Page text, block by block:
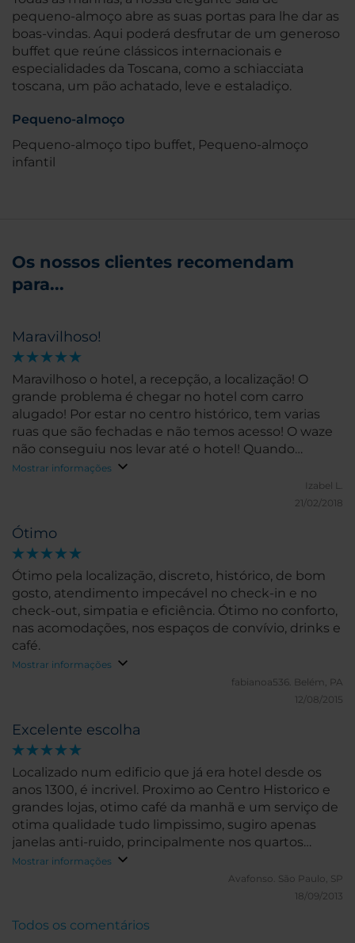
pequeno-almoço abre as suas portas para lhe dar as
boas-vindas. Aqui poderá desfrutar de um generoso
buffet que reúne clássicos internacionais e
especialidades da Toscana, como a schiacciata
toscana, um pão achatado, leve e estaladiço.
Pequeno-almoço
Pequeno-almoço tipo buffet, Pequeno-almoço
infantil
Os nossos clientes recomendam
para...
Maravilhoso!
Maravilhoso o hotel, a recepção, a localização! O
grande problema é chegar no hotel com carro
alugado! Por estar no centro histórico, tem varias
ruas que são fechadas e não temos acesso! O waze
não conseguiu nos levar até o hotel! Quando
começamos andar a pé na região percebemos a
Mostrar informações
Izabel L.
21/02/2018
Ótimo
Ótimo pela localização, discreto, histórico, de bom
gosto, atendimento impecável no check-in e no
check-out, simpatia e eficiência. Ótimo no conforto,
nas acomodações, nos espaços de convívio, drinks e
café.
Mostrar informações
fabianoa536. Belém, PA
12/08/2015
Excelente escolha
Localizado num edificio que já era hotel desde os
anos 1300, é incrivel. Proximo ao Centro Historico e
grandes lojas, otimo café da manhã e um serviço de
otima qualidade tudo limpissimo, sugiro apenas
janelas anti-ruido, principalmente nos quartos
proximos ao restaurante 'Slowly'.
Mostrar informações
Avafonso. São Paulo, SP
18/09/2013
Todos os comentários